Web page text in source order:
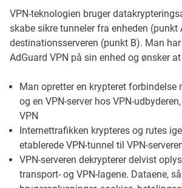
VPN-teknologien bruger
skabe sikre tunneler fra enheden (punkt
destinationsserveren (punkt B). Man
AdGuard VPN på sin enhed og ønsker
Man opretter en krypteret forbindelse
og en VPN-server hos VPN-
VPN
Internettrafikken krypteres og rutes
etablerede VPN-tunnel til VPN-
VPN-serveren dekrypterer delvist
transport- og VPN-lagene. Dataene,